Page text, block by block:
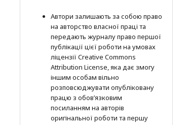
Автори залишають за собою право
на авторство власної праці та
передають журналу право першої
публікації цієї роботи на умовах
ліцензії Creative Commons
Attribution License, яка дає змогу
іншим особам вільно
розповсюджувати опубліковану
працю з обов’язковим
посиланням на авторів
оригінальної роботи та першу